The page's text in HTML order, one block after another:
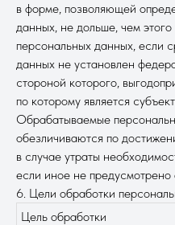
в форме, позволяющей
данных, не дольше, чем
персональных данных, если
данных не установлен
стороной которого,
по которому является
Обрабатываемые
обезличиваются по
в случае утраты
если иное не
6. Цели обработки
Цель обработки